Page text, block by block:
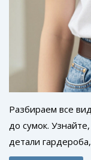
Разбираем все
до сумок.
детали